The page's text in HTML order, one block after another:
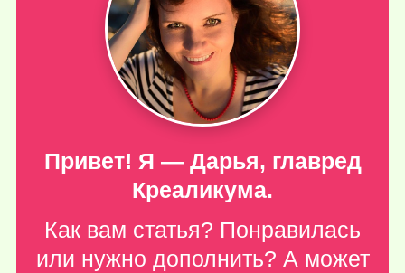
Привет! Я — Дарья, главред
Креаликума.
Как вам статья? Понравилась
или нужно дополнить? А может